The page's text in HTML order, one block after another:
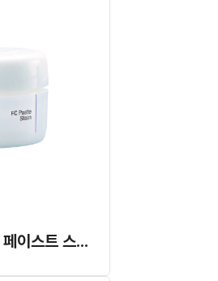
노리타케 CZR FC 페이스트 스테인